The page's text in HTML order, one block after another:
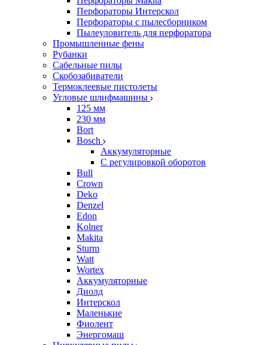
Перфораторы Интерскол
Перфораторы с пылесборником
Пылеуловитель для перфоратора
Промышленные фены
Рубанки
Сабельные пилы
Скобозабиватели
Термоклеевые пистолеты
Угловые шлифмашины
125 мм
230 мм
Bort
Bosch
Аккумуляторные
С регулировкой оборотов
Bull
Crown
Deko
Denzel
Edon
Kolner
Makita
Sturm
Watt
Wortex
Аккумуляторные
Диолд
Интерскол
Маленькие
Фиолент
Энергомаш